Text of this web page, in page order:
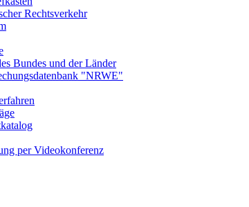
Rechtsverkehr
Bundes und der Länder
"NRWE"
per Videokonferenz